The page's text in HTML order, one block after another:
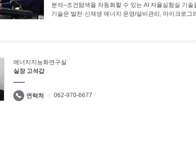
분석–조건탐색을 자동화할 수 있는 AI 자율실험실 기
기술은 발전·신재생 에너지 운영/설비관리, 마이크로
에너지지능화연구실
실장 고석갑
연락처 062-970-6677